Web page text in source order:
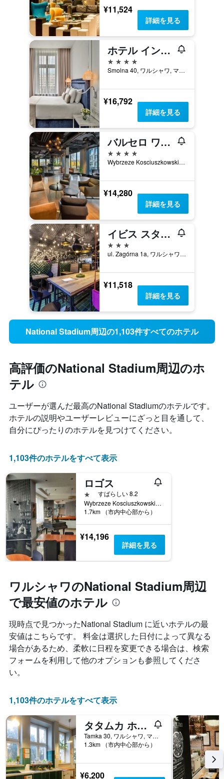
¥11,524
詳細を見る
ホテル インディゴ ワルシャワ - ノヴィ シフィアト by IHG
4つ星
Smolna 40, ワルシャワ, マゾフシェ県, ポーランド
¥16,792
詳細を見る
バルセロ ワルシャワ ポヴィジレ
4つ星
Wybrzeze Kosciuszkowskie 43a, ワルシャワ, マゾフシェ県, ポーランド
¥14,280
詳細を見る
イビス スタイルズ ワルシャワ セントラム
3つ星
ul. Zagórna 1a, ワルシャワ, マゾフシェ県, ポーランド
¥11,518
詳細を見る
National Stadium周辺の1,103件すべてのホテル
高評価のNational Stadium周辺のホ
テル
ユーザーが選んだ最高のNational Stadium​のホテルです。
ホテルの説明やユーザーレビューにざっと目を通して、
自分にぴったりのホテルを見つけてください。
1,103件のホテルをすべて表示
ロゴス
1つ星すばらしい 8.2
Wybrzeze Kosciuszkowskie 31/33, ワルシャワ, マゾフシェ県, ポーランド
1.7km （市内中心部から）
¥14,196
詳細を見る
ワルシャワのNational Stadium周辺
で最安値のホテル
現時点で見つかったNational Stadium に近いホテルの最
安値はこちらです。 料金は選択した日付によって異なる
場合があるため、柔軟に日程を変更できる場合は、検索
フォームを利用して他のオプションも参照してくださ
い。
1,103件のホテルをすべて表示
タタムカ ホステル
Tamka 30, ワルシャワ, マゾフシェ県, ポーランド
1.3km （市内中心部から）
¥6,200